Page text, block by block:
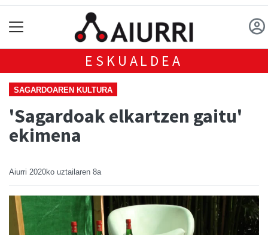
ESKUALDEA
SAGARDOAREN KULTURA
'Sagardoak elkartzen gaitu'
ekimena
Aiurri 2020ko uztailaren 8a